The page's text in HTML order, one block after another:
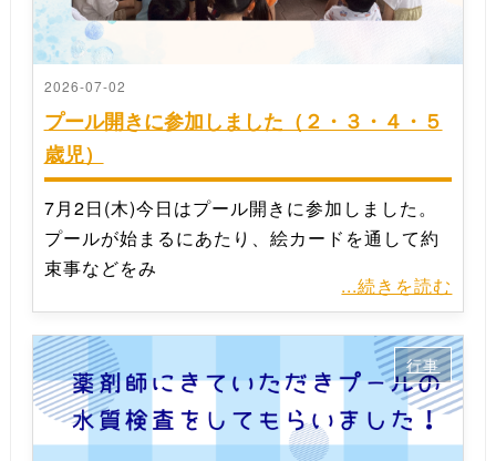
2026-07-02
プール開きに参加しました（２・３・４・５
歳児）
7月2日(木)今日はプール開きに参加しました。
プールが始まるにあたり、絵カードを通して約
束事などをみ
...続きを読む
行事